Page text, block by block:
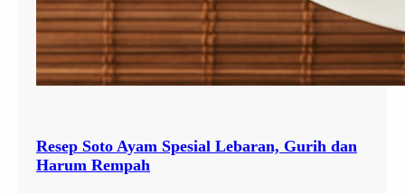
Resep Soto Ayam Spesial Lebaran, Gurih dan
Harum Rempah